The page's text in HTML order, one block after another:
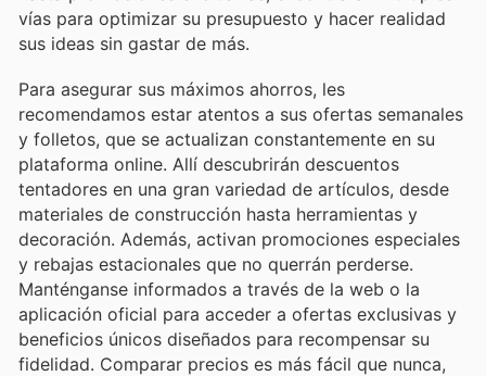
vías para optimizar su presupuesto y hacer realidad
sus ideas sin gastar de más.
Para asegurar sus máximos ahorros, les
recomendamos estar atentos a sus ofertas semanales
y folletos, que se actualizan constantemente en su
plataforma online. Allí descubrirán descuentos
tentadores en una gran variedad de artículos, desde
materiales de construcción hasta herramientas y
decoración. Además, activan promociones especiales
y rebajas estacionales que no querrán perderse.
Manténganse informados a través de la web o la
aplicación oficial para acceder a ofertas exclusivas y
beneficios únicos diseñados para recompensar su
fidelidad. Comparar precios es más fácil que nunca,